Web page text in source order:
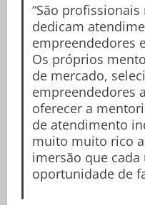
“São
dedicam
empreendedores
Os próprios
de mercado,
empreendedores
oferecer a
de atendimento
muito muito rico
imersão que
oportunidade de